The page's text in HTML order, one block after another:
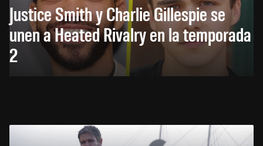
Justice Smith y Charlie Gillespie se
unen a Heated Rivalry en la temporada
2